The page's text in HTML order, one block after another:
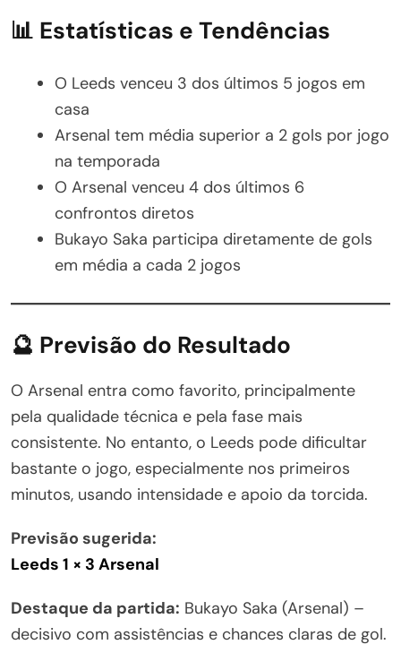
📊 Estatísticas e Tendências
O Leeds venceu 3 dos últimos 5 jogos em
casa
Arsenal tem média superior a 2 gols por jogo
na temporada
O Arsenal venceu 4 dos últimos 6
confrontos diretos
Bukayo Saka participa diretamente de gols
em média a cada 2 jogos
🔮 Previsão do Resultado
O Arsenal entra como favorito, principalmente
pela qualidade técnica e pela fase mais
consistente. No entanto, o Leeds pode dificultar
bastante o jogo, especialmente nos primeiros
minutos, usando intensidade e apoio da torcida.
Previsão sugerida:
Leeds 1 × 3 Arsenal
Destaque da partida: Bukayo Saka (Arsenal) –
decisivo com assistências e chances claras de gol.